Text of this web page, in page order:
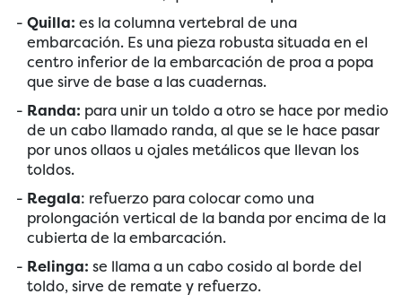
Quilla: es la columna vertebral de una
embarcación. Es una pieza robusta situada en el
centro inferior de la embarcación de proa a popa
que sirve de base a las cuadernas.
Randa: para unir un toldo a otro se hace por medio
de un cabo llamado randa, al que se le hace pasar
por unos ollaos u ojales metálicos que llevan los
toldos.
Regala: refuerzo para colocar como una
prolongación vertical de la banda por encima de la
cubierta de la embarcación.
Relinga: se llama a un cabo cosido al borde del
toldo, sirve de remate y refuerzo.